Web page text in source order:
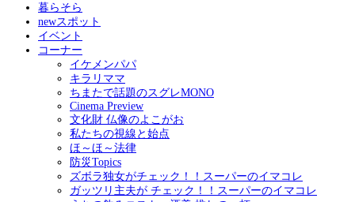
暮らそら
newスポット
イベント
コーナー
イケメンパパ
キラリママ
ちまたで話題のスグレMONO
Cinema Preview
文化財 仏像のよこがお
私たちの視線と始点
ほ～ほ～法律
防災Topics
ズボラ独女がチェック！！スーパーのイマコレ
ガッツリ主夫が チェック！！スーパーのイマコレ